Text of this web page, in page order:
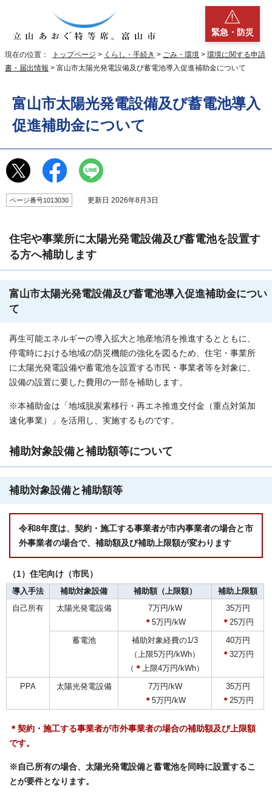
緊急・防災
現在の位置： トップページ > くらし・手続き > ごみ・環境 > 環境に関する申請
書・届出情報 > 富山市太陽光発電設備及び蓄電池導入促進補助金について
富山市太陽光発電設備及び蓄電池導入
促進補助金について
ページ番号1013030 更新日 2026年8月3日
住宅や事業所に太陽光発電設備及び蓄電池を設置す
る方へ補助します
富山市太陽光発電設備及び蓄電池導入促進補助金につい
て
再生可能エネルギーの導入拡大と地産地消を推進するとともに、
停電時における地域の防災機能の強化を図るため、住宅・事業所
に太陽光発電設備や蓄電池を設置する市民・事業者等を対象に、
設備の設置に要した費用の一部を補助します。
※本補助金は「地域脱炭素移行・再エネ推進交付金（重点対策加
速化事業）」を活用し、実施するものです。
補助対象設備と補助額等について
補助対象設備と補助額等
令和8年度は、契約・施工する事業者が市内事業者の場合と市
外事業者の場合で、補助額及び補助上限額が変わります
（1）住宅向け（市民）
導入手法
補助対象設備 補助額（上限額）
補助上限額
自己所有
太陽光発電設備
7万円/kW
＊ 5万円/kW
35万円
＊ 25万円
蓄電池
補助対象経費の1/3
（上限5万円/kWh）
（ ＊ 上限4万円/kWh）
40万円
＊ 32万円
PPA 太陽光発電設備
7万円/kW
＊ 5万円/kW
35万円
＊ 25万円
＊契約・施工する事業者が市外事業者の場合の補助額及び上限額
です。
※自己所有の場合、太陽光発電設備と蓄電池を同時に設置するこ
とが要件となります。